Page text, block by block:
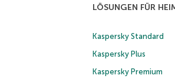
LÖSUNGEN FÜR
Kaspersky Standard
Kaspersky Plus
Kaspersky Premium